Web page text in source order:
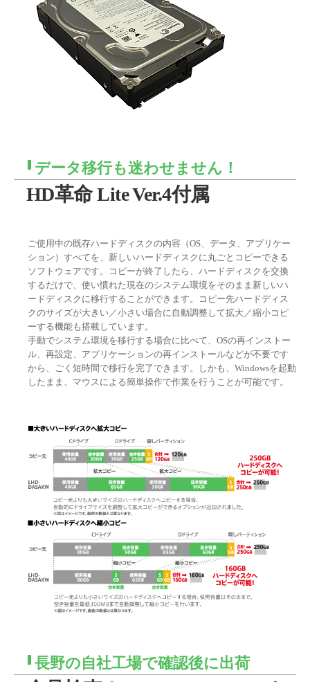
データ移行も迷わせません！
HD革命 Lite Ver.4付属
ご使用中の既存ハードディスクの内容（OS、データ、アプリケー
ション）すべてを、新しいハードディスクに丸ごとコピーできる
ソフトウェアです。コピーが終了したら、ハードディスクを交換
するだけで、使い慣れた現在のシステム環境をそのまま新しいハ
ードディスクに移行することができます。コピー先ハードディス
クのサイズが大きい／小さい場合に自動調整して拡大／縮小コピ
ーする機能も搭載しています。
手動でシステム環境を移行する場合に比べて、OSの再インストー
ル、再設定、アプリケーションの再インストールなどが不要です
から、ごく短時間で移行を完了できます。しかも、Windowsを起動
したまま、マウスによる簡単操作で作業を行うことが可能です。
長野の自社工場で確認後に出荷